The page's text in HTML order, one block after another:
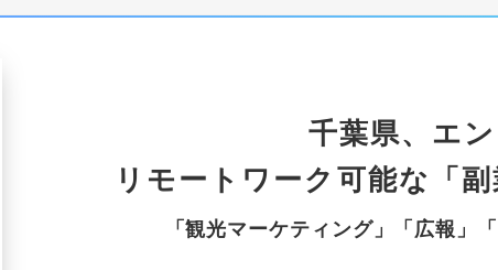
千葉県、エ
リモートワーク可能な「
「観光マーケティング」「広報」